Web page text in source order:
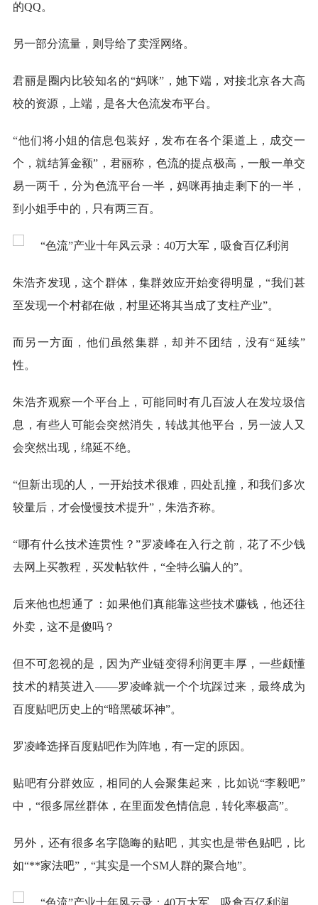
的QQ。
另一部分流量，则导给了卖淫网络。
君丽是圈内比较知名的“妈咪”，她下端，对接北京各大高
校的资源，上端，是各大色流发布平台。
“他们将小姐的信息包装好，发布在各个渠道上，成交一
个，就结算金额”，君丽称，色流的提点极高，一般一单交
易一两千，分为色流平台一半，妈咪再抽走剩下的一半，
到小姐手中的，只有两三百。
朱浩齐发现，这个群体，集群效应开始变得明显，“我们甚
至发现一个村都在做，村里还将其当成了支柱产业”。
而另一方面，他们虽然集群，却并不团结，没有“延续”
性。
朱浩齐观察一个平台上，可能同时有几百波人在发垃圾信
息，有些人可能会突然消失，转战其他平台，另一波人又
会突然出现，绵延不绝。
“但新出现的人，一开始技术很难，四处乱撞，和我们多次
较量后，才会慢慢技术提升”，朱浩齐称。
“哪有什么技术连贯性？”罗凌峰在入行之前，花了不少钱
去网上买教程，买发帖软件，“全特么骗人的”。
后来他也想通了：如果他们真能靠这些技术赚钱，他还往
外卖，这不是傻吗？
但不可忽视的是，因为产业链变得利润更丰厚，一些颇懂
技术的精英进入——罗凌峰就一个个坑踩过来，最终成为
百度贴吧历史上的“暗黑破坏神”。
罗凌峰选择百度贴吧作为阵地，有一定的原因。
贴吧有分群效应，相同的人会聚集起来，比如说“李毅吧”
中，“很多屌丝群体，在里面发色情信息，转化率极高”。
另外，还有很多名字隐晦的贴吧，其实也是带色贴吧，比
如“**家法吧”，“其实是一个SM人群的聚合地”。